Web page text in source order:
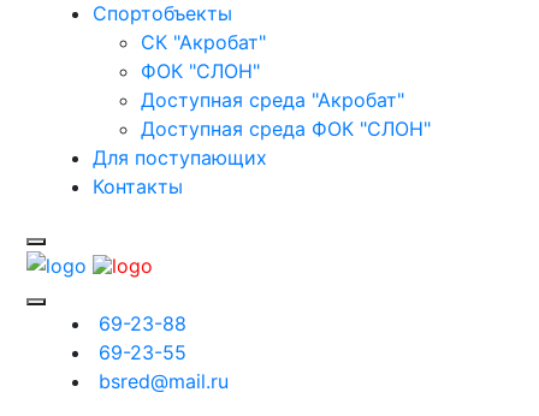
Спортобъекты
СК "Акробат"
ФОК "СЛОН"
Доступная среда "Акробат"
Доступная среда ФОК "СЛОН"
Для поступающих
Контакты
69-23-88
69-23-55
bsred@mail.ru